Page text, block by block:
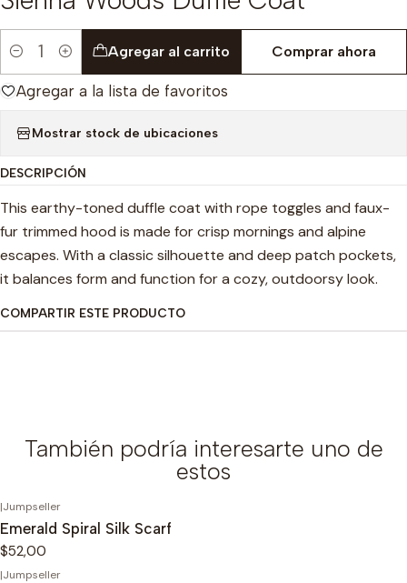
Cantidad
Agregar al carrito Comprar ahora
Agregar a la lista de favoritos
Mostrar stock de ubicaciones
DESCRIPCIÓN
This earthy-toned duffle coat with rope toggles and faux-
fur trimmed hood is made for crisp mornings and alpine
escapes. With a classic silhouette and deep patch pockets,
it balances form and function for a cozy, outdoorsy look.
COMPARTIR ESTE PRODUCTO
También podría interesarte uno de
estos
|Jumpseller
Emerald Spiral Silk Scarf
$52,00
|Jumpseller